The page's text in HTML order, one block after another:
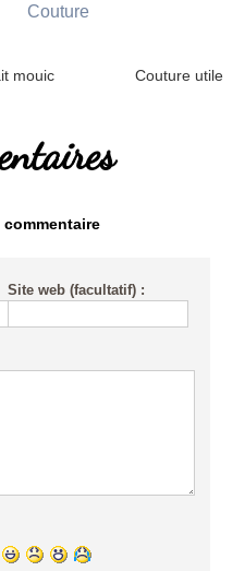
Couture
mouic Couture utile
Site web (facultatif) :